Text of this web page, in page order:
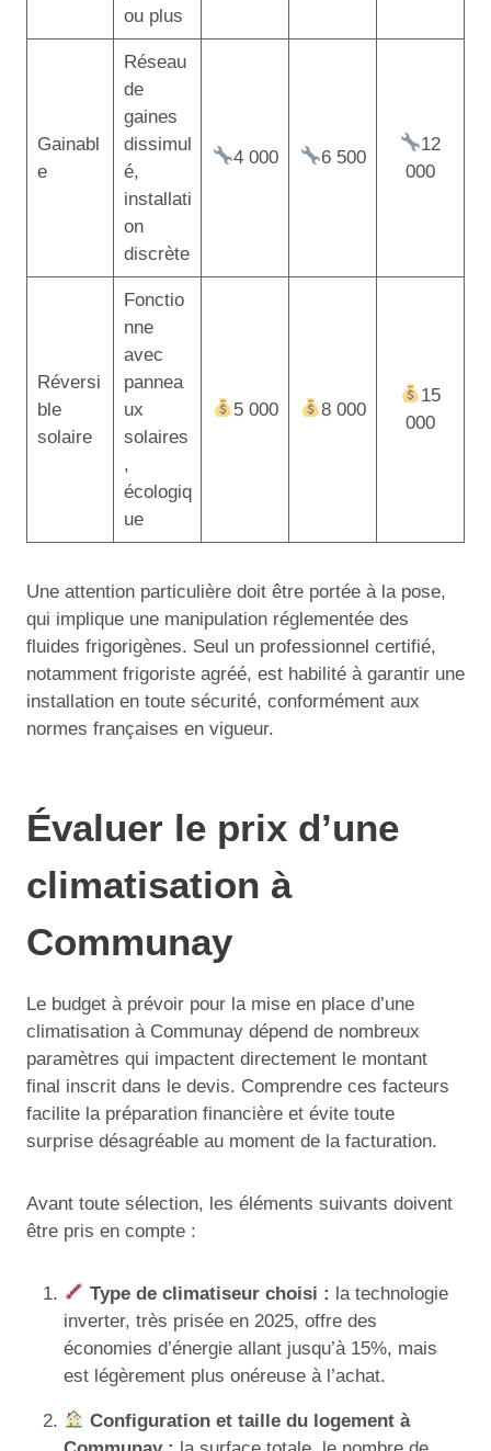
ou plus
Gainabl
e
Réseau
de
gaines
dissimul
é,
installati
on
discrète
4 000 6 500
12
000
Réversi
ble
solaire
Fonctio
nne
avec
pannea
ux
solaires
,
écologiq
ue
5 000 8 000
15
000
Une attention particulière doit être portée à la pose,
qui implique une manipulation réglementée des
fluides frigorigènes. Seul un professionnel certifié,
notamment frigoriste agréé, est habilité à garantir une
installation en toute sécurité, conformément aux
normes françaises en vigueur.
Évaluer le prix d’une
climatisation à
Communay
Le budget à prévoir pour la mise en place d’une
climatisation à Communay dépend de nombreux
paramètres qui impactent directement le montant
final inscrit dans le devis. Comprendre ces facteurs
facilite la préparation financière et évite toute
surprise désagréable au moment de la facturation.
Avant toute sélection, les éléments suivants doivent
être pris en compte :
Type de climatiseur choisi : la technologie
inverter, très prisée en 2025, offre des
économies d’énergie allant jusqu’à 15%, mais
est légèrement plus onéreuse à l’achat.
Configuration et taille du logement à